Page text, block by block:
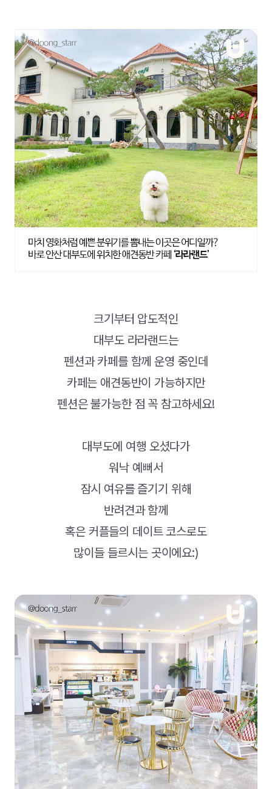
크기부터 압도적인
대부도 라라랜드는
펜션과 카페를 함께 운영 중인데
카페는 애견동반이 가능하지만
펜션은 불가능한 점 꼭 참고하세요!
대부도에 여행 오셨다가
워낙 예뻐서
잠시 여유를 즐기기 위해
반려견과 함께
혹은 커플들의 데이트 코스로도
많이들 들르시는 곳이에요:)